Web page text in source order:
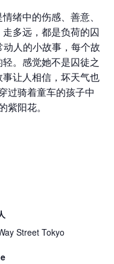
绪中的伤感、善意、
多远，都是负荷的囚
人的小故事，每个故
。感觉她不是囚徒之
让人相信，坏天气也
过骑着童车的孩子中
紫阳花。
Street Tokyo